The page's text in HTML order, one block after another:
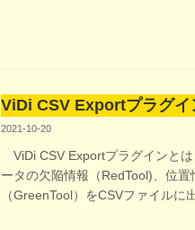
ViDi CSV Exportプラグイ
2021-10-20
ViDi CSV Exportプラグインと
ータの欠陥情報（RedTool)、位
（GreenTool）をCSVファイル